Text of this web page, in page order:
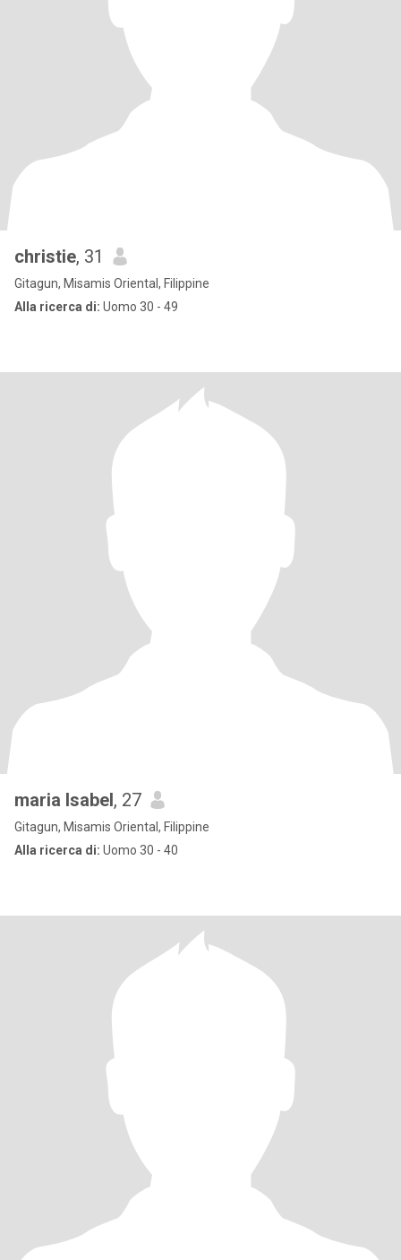
christie, 31
Gitagun, Misamis Oriental, Filippine
Alla ricerca di: Uomo 30 - 49
maria Isabel, 27
Gitagun, Misamis Oriental, Filippine
Alla ricerca di: Uomo 30 - 40